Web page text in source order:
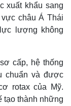
xuất khẩu sang
châu Á Thái
lượng không
cấp, hệ thống
chuẩn và được
rotax của Mỹ.
tạo thành những